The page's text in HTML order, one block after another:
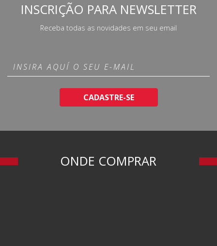
INSCRIÇÃO PARA NEWSLETTER
Receba todas as novidades em seu email
CADASTRE-SE
ONDE COMPRAR